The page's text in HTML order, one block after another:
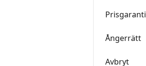
Prisgaranti
Ångerrätt
Avbryt